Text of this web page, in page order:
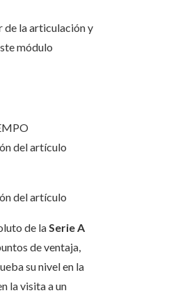
de la articulación y
módulo
del artículo
del artículo
de laSerie A
de ventaja,
su nivel en la
la visita a un